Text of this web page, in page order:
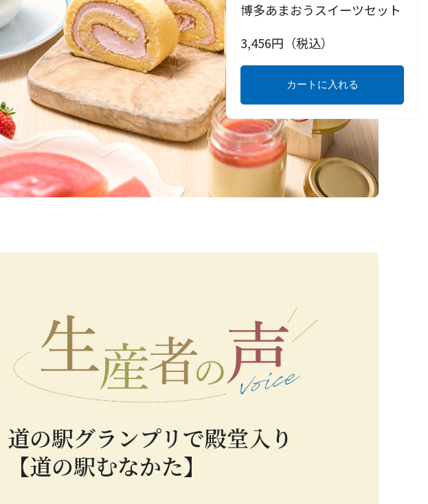
博多あまおうスイーツセット
3,456円（税込）
カートに入れる
道の駅グランプリで殿堂入り
【道の駅むなかた】